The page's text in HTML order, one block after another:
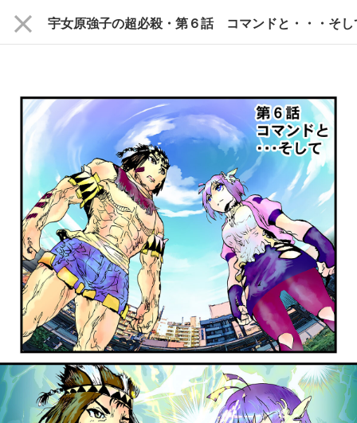
close 宇女原強子の超必殺・第６話 コマンドと・・・そし